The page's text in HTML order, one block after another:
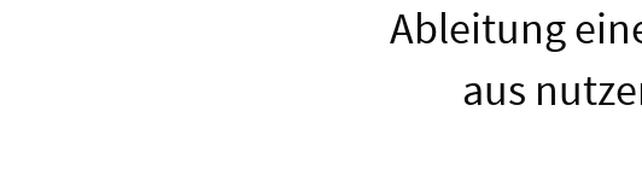
Ableitung
aus